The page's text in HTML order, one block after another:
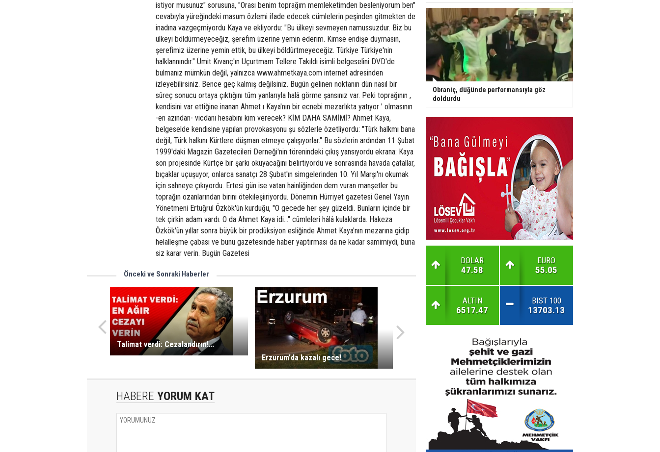
istiyor musunuz" sorusuna, "Orası benim toprağım memleketimden besleniyorum ben"
cevabıyla yüreğindeki masum özlemi ifade edecek cümlelerin peşinden gitmekten de
inadına vazgeçmiyordu Kaya ve ekliyordu: "Bu ülkeyi sevmeyen namussuzdur. Biz bu
ülkeyi böldürmeyeceğiz, şerefim üzerine yemin ederim. Kimse endişe duymasın,
şerefimiz üzerine yemin ettik, bu ülkeyi böldürtmeyeceğiz. Türkiye Türkiye'nin
halklannındır." Ümit Kıvanç'ın Uçurtmam Tellere Takıldı isimli belgeselini DVD'de
bulmanız mümkün değil, yalnızca www.ahmetkaya.com internet adresinden
izleyebilirsiniz. Bence geç kalmış değilsiniz. Bugün gelinen noktanın dün nasıl bir
süreç sonucu ortaya çıktığını tüm yanlarıyla halâ görme şansınız var. Peki toprağının ,
kendisini var ettiğine inanan Ahmet ı Kaya'nın bir ecnebi mezarlıkta yatıyor ' olmasının
-en azından- vicdanı hesabını kim verecek? KİM DAHA SAMİMİ? Ahmet Kaya,
belgeselde kendisine yapılan provokasyonu şu sözlerle özetliyordu: "Türk halkmı bana
değil, Türk halkını Kürtlere düşman etmeye çalışıyorlar." Bu sözlerin ardından 11 Şubat
1999'daki Magazin Gazetecileri Derneği'nin törenindeki çıkış yansıyordu ekrana: Kaya
son projesinde Kürtçe bir şarkı okuyacağını belirtiyordu ve sonrasında havada çatallar,
bıçaklar uçuşuyor, onlarca sanatçı 28 Şubat'ın simgelerinden 10. Yıl Marşı'nı okumak
için sahneye çıkıyordu. Ertesi gün ise vatan hainliğinden dem vuran manşetler bu
toprağın ozanlarından birini ötekileşiıriyordu. Dönemin Hürriyet gazetesi Genel Yayın
Yönetmeni Ertuğrul Özkök'ün kurduğu, "O gecede her şey güzeldi. Bunların içinde bir
tek çirkin adam vardı. O da Ahmet Kaya idi..." cümleleri hâlâ kulaklarda. Hakeza
Özkök'ün yıllar sonra büyük bir prodüksiyon esliğinde Ahmet Kaya'nın mezarına gidip
helalleşme çabası ve bunu gazetesinde haber yaptırması da ne kadar samimiydi, buna
siz karar verin. Bugün Gazetesi
Önceki ve Sonraki Haberler
Talimat verdi: Cezalandırın!...
Erzurum'da kazalı gece!
HABERE YORUM KAT
Obraniç, düğünde performansıyla göz
doldurdu
DOLAR
47.58
EURO
55.05
ALTIN
6517.47
BIST 100
13703.13